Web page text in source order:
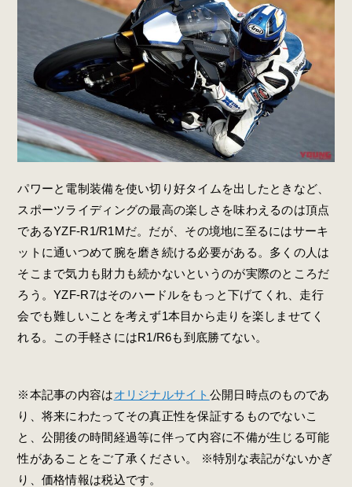
パワーと電制装備を使い切り好タイムを出したときなど、
スポーツライディングの最高の楽しさを味わえるのは頂点
であるYZF-R1/R1Mだ。だが、その境地に至るにはサーキ
ットに通いつめて腕を磨き続ける必要がある。多くの人は
そこまで気力も財力も続かないというのが実際のところだ
ろう。YZF-R7はそのハードルをもっと下げてくれ、走行
会でも難しいことを考えず1本目から走りを楽しませてく
れる。この手軽さにはR1/R6も到底勝てない。
※本記事の内容はオリジナルサイト 公開日時点のものであ
り、将来にわたってその真正性を保証するものでないこ
と、公開後の時間経過等に伴って内容に不備が生じる可能
性があることをご了承ください。 ※特別な表記がないかぎ
り、価格情報は税込です。